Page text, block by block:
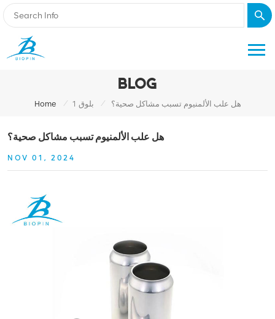
BLOG
Home / بلوق 1 / هل علب الألمنيوم تسبب مشاكل صحية؟
هل علب الألمنيوم تسبب مشاكل صحية؟
NOV 01, 2024